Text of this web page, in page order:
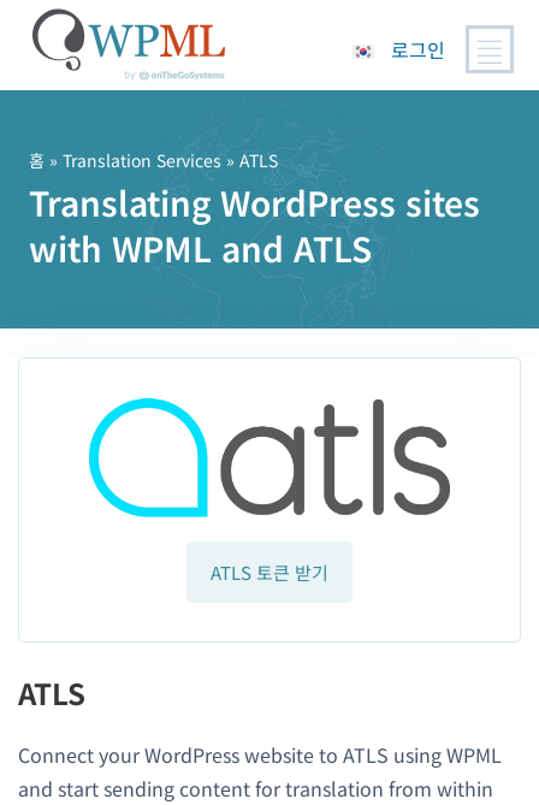
로그인
홈 » Translation Services » ATLS
Translating WordPress sites
with WPML and ATLS
ATLS 토큰 받기
ATLS
Connect your WordPress website to ATLS using WPML
and start sending content for translation from within